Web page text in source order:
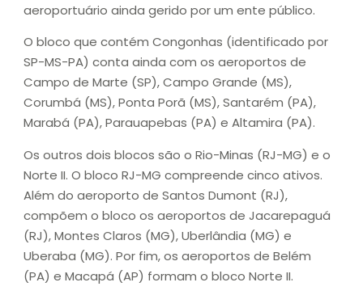
aeroportuário ainda gerido por um ente público.
O bloco que contém Congonhas (identificado por
SP-MS-PA) conta ainda com os aeroportos de
Campo de Marte (SP), Campo Grande (MS),
Corumbá (MS), Ponta Porã (MS), Santarém (PA),
Marabá (PA), Parauapebas (PA) e Altamira (PA).
Os outros dois blocos são o Rio-Minas (RJ-MG) e o
Norte II. O bloco RJ-MG compreende cinco ativos.
Além do aeroporto de Santos Dumont (RJ),
compõem o bloco os aeroportos de Jacarepaguá
(RJ), Montes Claros (MG), Uberlândia (MG) e
Uberaba (MG). Por fim, os aeroportos de Belém
(PA) e Macapá (AP) formam o bloco Norte II.